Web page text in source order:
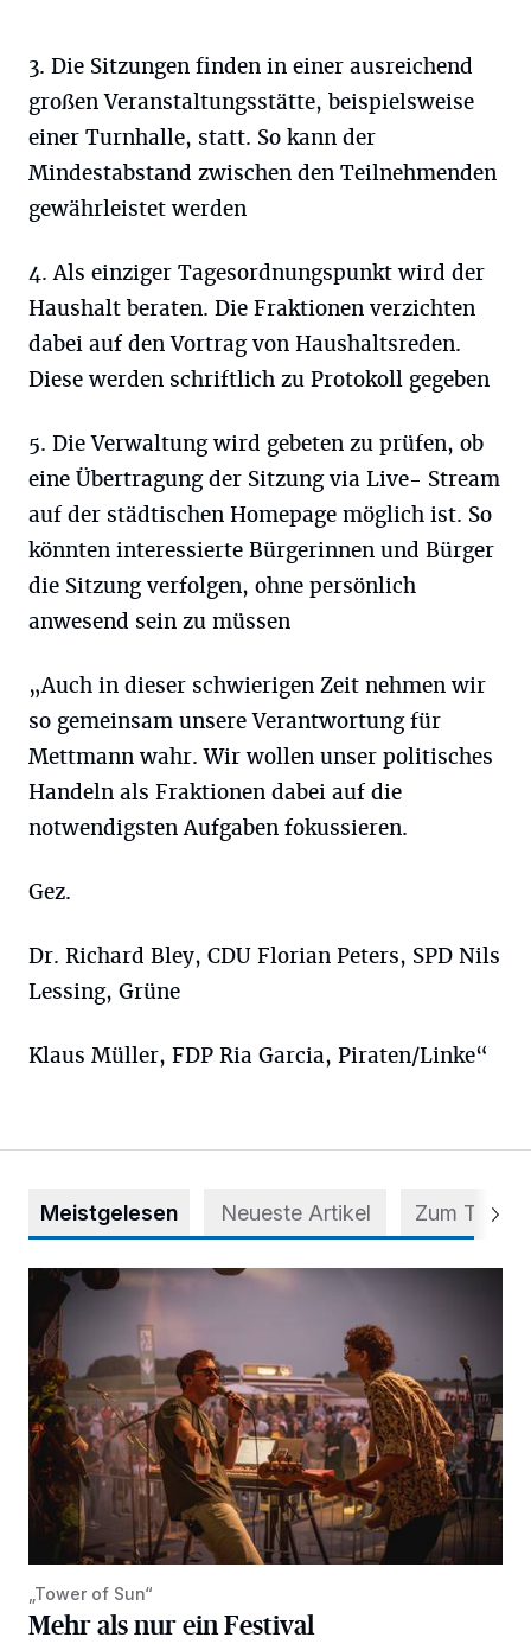
3. Die Sitzungen finden in einer ausreichend
großen Veranstaltungsstätte, beispielsweise
einer Turnhalle, statt. So kann der
Mindestabstand zwischen den Teilnehmenden
gewährleistet werden
4. Als einziger Tagesordnungspunkt wird der
Haushalt beraten. Die Fraktionen verzichten
dabei auf den Vortrag von Haushaltsreden.
Diese werden schriftlich zu Protokoll gegeben
5. Die Verwaltung wird gebeten zu prüfen, ob
eine Übertragung der Sitzung via Live- Stream
auf der städtischen Homepage möglich ist. So
könnten interessierte Bürgerinnen und Bürger
die Sitzung verfolgen, ohne persönlich
anwesend sein zu müssen
„Auch in dieser schwierigen Zeit nehmen wir
so gemeinsam unsere Verantwortung für
Mettmann wahr. Wir wollen unser politisches
Handeln als Fraktionen dabei auf die
notwendigsten Aufgaben fokussieren.
Gez.
Dr. Richard Bley, CDU Florian Peters, SPD Nils
Lessing, Grüne
Klaus Müller, FDP Ria Garcia, Piraten/Linke“
Meistgelesen Neueste Artikel Zum Thema
Mehr als nur ein Festival
„Tower of Sun“
Mehr als nur ein Festival